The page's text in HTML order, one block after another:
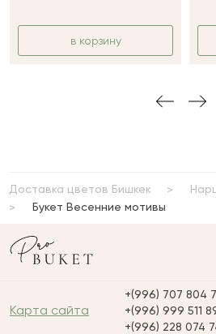
в корзину
Доставка цветов Бишкек
Букет Весенние мотивы
Карта сайта
+(996) 707 804
+(996) 999 511
+(996) 228 074